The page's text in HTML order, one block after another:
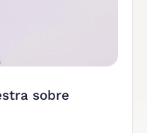
sobre